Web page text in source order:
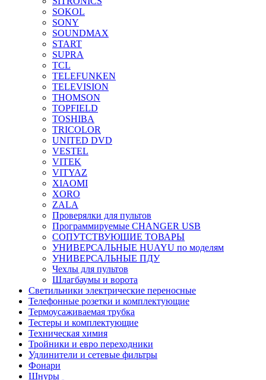
SOKOL
SONY
SOUNDMAX
START
SUPRA
TCL
TELEFUNKEN
TELEVISION
THOMSON
TOPFIELD
TOSHIBA
TRICOLOR
UNITED DVD
VESTEL
VITEK
VITYAZ
XIAOMI
XORO
ZALA
Проверялки для пультов
Программируемые CHANGER USB
СОПУТСТВУЮЩИЕ ТОВАРЫ
УНИВЕРСАЛЬНЫЕ HUAYU по моделям
УНИВЕРСАЛЬНЫЕ ПДУ
Чехлы для пультов
Шлагбаумы и ворота
Светильники электрические переносные
Телефонные розетки и комплектующие
Термоусаживаемая трубка
Тестеры и комплектующие
Техническая химия
Тройники и евро переходники
Удлинители и сетевые фильтры
Фонари
Шнуры